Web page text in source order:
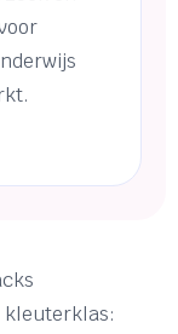
kleuterklas: